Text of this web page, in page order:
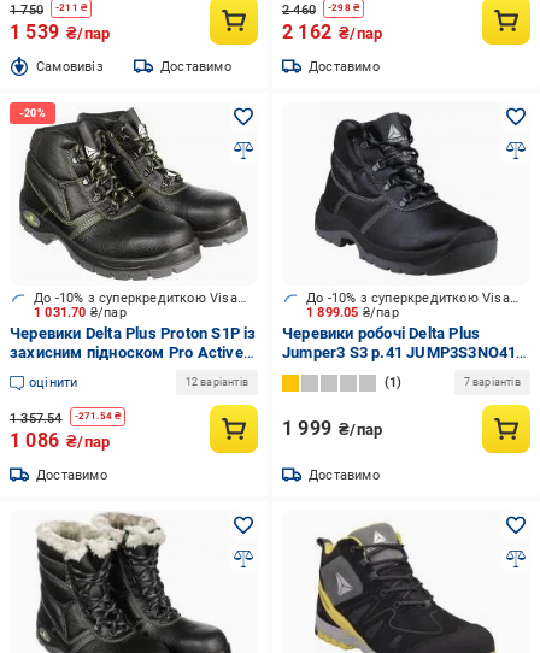
1 750 -211 ₴
1 539 ₴/пар
Cамовивіз Доставимо
2 460 -298₴
2 162 ₴/пар
Доставимо
1 031.70 ₴/пар
До -10% з суперкредиткою Visa Вигода
Черевики Delta Plus Proton S1P із
захисним підноском Pro Active
р.44 PROTOSPNO44 чорний
оцінити 12 варіантів
1 357.54 -271.54 ₴
1 086 ₴/пар
Доставимо
1 899.05 ₴/пар
До -10% з суперкредиткою Visa Вигода
Черевики робочі Delta Plus
Jumper3 S3 р.41 JUMP3S3NO41
чорний
1 7 варіантів
1 999 ₴/пар
Доставимо